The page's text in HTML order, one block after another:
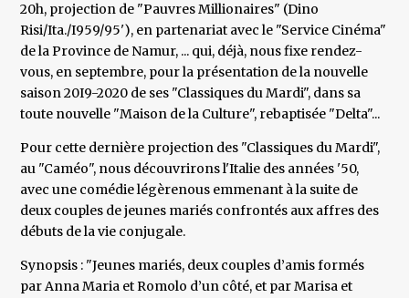
20h, projection de "Pauvres Millionaires" (Dino
Risi/Ita./I959/95'), en partenariat avec le "Service Cinéma"
de la Province de Namur, ... qui, déjà, nous fixe rendez-
vous, en septembre, pour la présentation de la nouvelle
saison 20I9-2020 de ses "Classiques du Mardi", dans sa
toute nouvelle "Maison de la Culture", rebaptisée "Delta"...
Pour cette dernière projection des "Classiques du Mardi",
au "Caméo", nous découvrirons l'Italie des années '50,
avec une comédie légèrenous emmenant à la suite de
deux couples de jeunes mariés confrontés aux affres des
débuts de la vie conjugale.
Synopsis : "Jeunes mariés, deux couples d’amis formés
par Anna Maria et Romolo d’un côté, et par Marisa et